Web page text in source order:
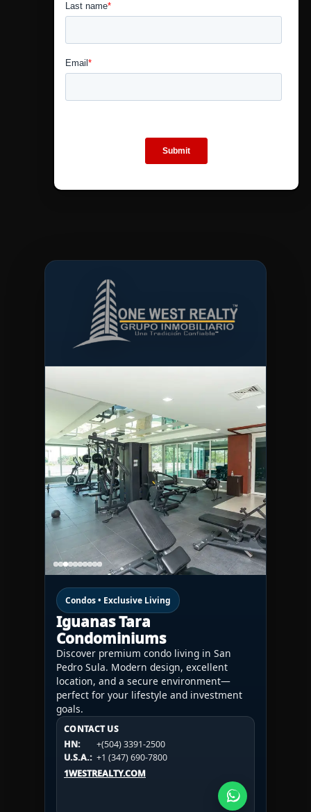
Condos • Exclusive Living
Iguanas Tara
Condominiums
Discover premium condo living in San
Pedro Sula. Modern design, excellent
location, and a secure environment—
perfect for your lifestyle and investment
goals.
CONTACT US
HN:
+(504) 3391-2500
U.S.A.: +1 (347) 690-7800
1WESTREALTY.COM
CONTACT US
HN:
+(504) 3391-2500
U.S.A.:
+1 (984) 246-2100
1WESTREALTY.COM
CONTACT US
HN:
+(504) 3391-2500
U.S.A.: +1 (984) 246-2100
1WESTREALTY.COM